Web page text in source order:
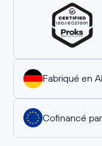
Fabriqué en
Cofinancé